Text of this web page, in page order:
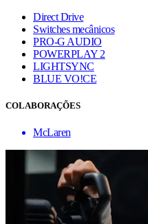
Direct Drive
Switches mecânicos
PRO-G AUDIO
POWERPLAY 2
LIGHTSYNC
BLUE VO!CE
COLABORAÇÕES
McLaren